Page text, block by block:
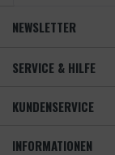
NEWSLETTER
SERVICE & HILFE
KUNDENSERVICE
INFORMATIONEN